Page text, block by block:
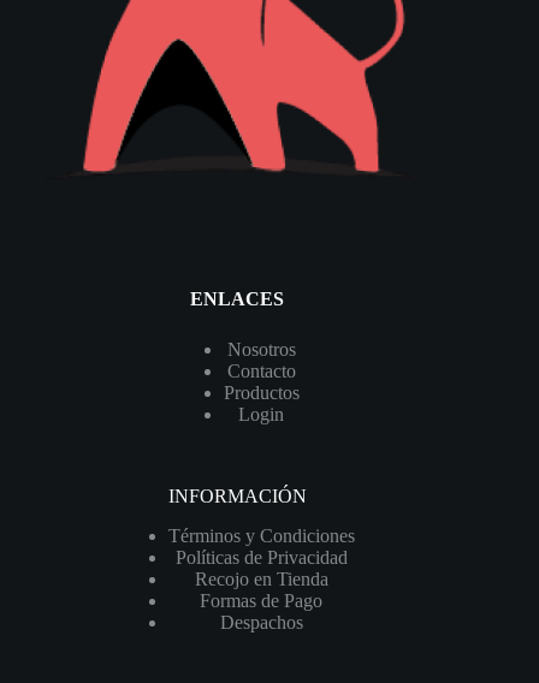
ENLACES
Nosotros
Contacto
Productos
Login
INFORMACIÓN
Términos y Condiciones
Políticas de Privacidad
Recojo en Tienda
Formas de Pago
Despachos